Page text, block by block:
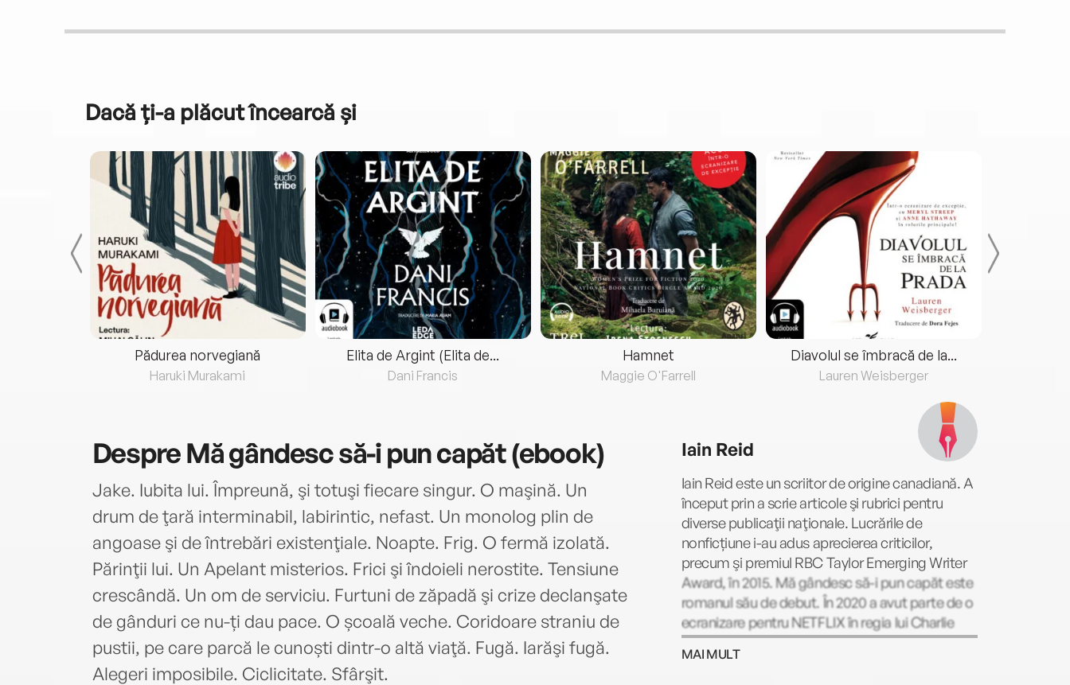
Dacă ți-a plăcut încearcă și
Pădurea norvegiană
Haruki Murakami
Elita de Argint (Elita de...
Dani Francis
Hamnet
Maggie O'Farrell
Diavolul se îmbracă de la...
Lauren Weisberger
DespreMă gândesc să-i pun capăt (ebook)
Jake. Iubita lui. Împreună, şi totuşi fiecare singur. O maşină. Un
drum de ţară interminabil, labirintic, nefast. Un monolog plin de
angoase şi de întrebări existenţiale. Noapte. Frig. O fermă izolată.
Părinţii lui. Un Apelant misterios. Frici şi îndoieli nerostite. Tensiune
crescândă. Un om de serviciu. Furtuni de zăpadă şi crize declanşate
de gânduri ce nu-ți dau pace. O școală veche. Coridoare straniu de
pustii, pe care parcă le cunoști dintr-o altă viaţă. Fugă. Iarăşi fugă.
Alegeri imposibile. Ciclicitate. Sfârşit.
Iain Reid
Iain Reid este un scriitor de origine canadiană. A
început prin a scrie articole şi rubrici pentru
diverse publicaţii naţionale. Lucrările de
nonficțiune i-au adus aprecierea criticilor,
precum şi premiul RBC Taylor Emerging Writer
Award, în 2015. Mă gândesc să-i pun capăt este
romanul său de debut. În 2020 a avut parte de o
ecranizare pentru NETFLIX în regia lui Charlie
Kaufman. Subiectele pe care le abordează nu
sunt dintre cele mai confortabile, însă tocmai
MAI MULT